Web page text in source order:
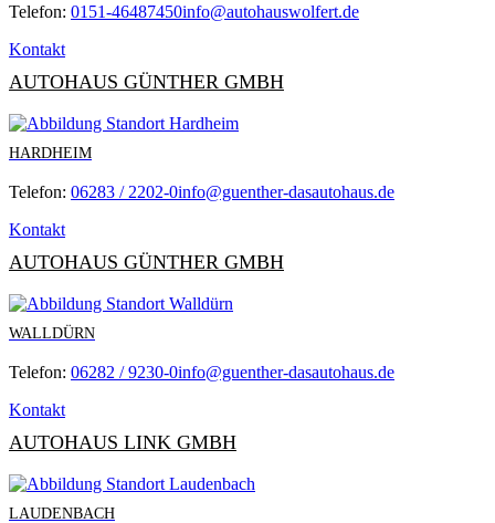
Telefon: 0151-46487450info@autohauswolfert.de
Kontakt
AUTOHAUS GÜNTHER GMBH
HARDHEIM
Telefon: 06283 / 2202-0info@guenther-dasautohaus.de
Kontakt
AUTOHAUS GÜNTHER GMBH
WALLDÜRN
Telefon: 06282 / 9230-0info@guenther-dasautohaus.de
Kontakt
AUTOHAUS LINK GMBH
LAUDENBACH